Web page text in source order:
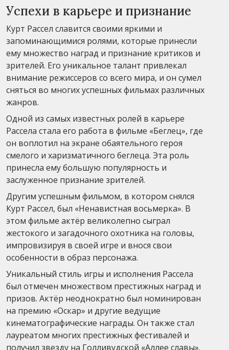
Успехи в карьере и признание
Курт Рассел славится своими яркими и
запоминающимися ролями, которые принесли
ему множество наград и признание критиков и
зрителей. Его уникальное талант привлекал
внимание режиссеров со всего мира, и он сумел
сняться во многих успешных фильмах различных
жанров.
Одной из самых известных ролей в карьере
Рассела стала его работа в фильме «Беглец», где
он воплотил на экране обаятельного героя
смелого и харизматичного беглеца. Эта роль
принесла ему большую популярность и
заслуженное признание зрителей.
Другим успешным фильмом, в котором снялся
Курт Рассел, был «Ненавистная восьмерка». В
этом фильме актёр великолепно сыграл
жестокого и загадочного охотника на головы,
импровизируя в своей игре и внося свои
особенности в образ персонажа.
Уникальный стиль игры и исполнения Рассела
был отмечен множеством престижных наград и
призов. Актёр неоднократно был номинирован
на премию «Оскар» и другие ведущие
кинематографические награды. Он также стал
лауреатом многих престижных фестивалей и
получил звезду на Голливудской «Аллее славы».